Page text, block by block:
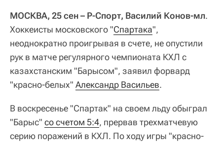
МОСКВА, 25 сен – Р-Спорт, Василий Конов-мл.
Хоккеисты московского "Спартака",
неоднократно проигрывая в счете, не опустили
рук в матче регулярного чемпионата КХЛ с
казахстанским "Барысом", заявил форвард
"красно-белых" Александр Васильев.
В воскресенье "Спартак" на своем льду обыграл
"Барыс" со счетом 5:4, прервав трехматчевую
серию поражений в КХЛ. По ходу игры "красно-